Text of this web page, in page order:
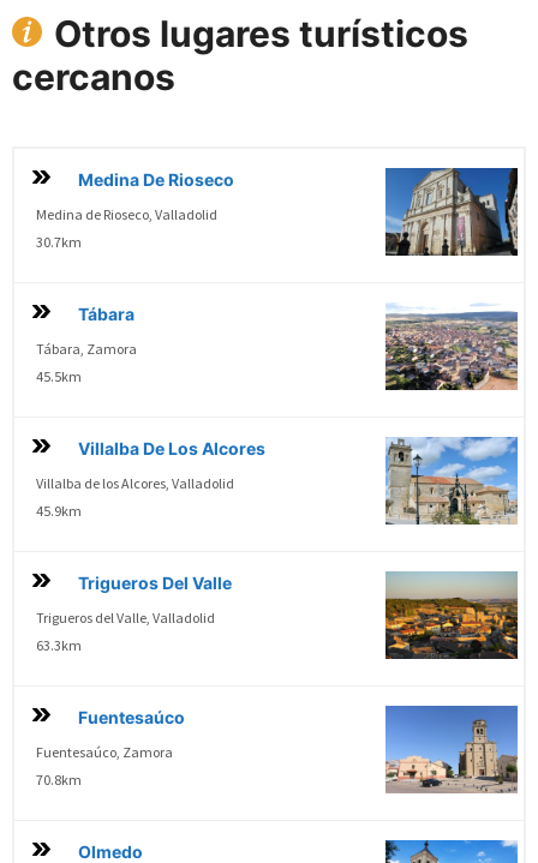
Otros lugares turísticos
cercanos
Medina De Rioseco
Medina de Rioseco, Valladolid
30.7km
Tábara
Tábara, Zamora
45.5km
Villalba De Los Alcores
Villalba de los Alcores, Valladolid
45.9km
Trigueros Del Valle
Trigueros del Valle, Valladolid
63.3km
Fuentesaúco
Fuentesaúco, Zamora
70.8km
Olmedo